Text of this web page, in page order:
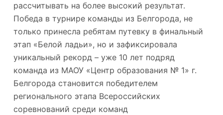
рассчитывать на более высокий результат.
Победа в турнире команды из Белгорода, не
только принесла ребятам путевку в финальный
этап «Белой ладьи», но и зафиксировала
уникальный рекорд – уже 10 лет подряд
команда из МАОУ «Центр образования № 1» г.
Белгорода становится победителем
регионального этапа Всероссийских
соревнований среди команд